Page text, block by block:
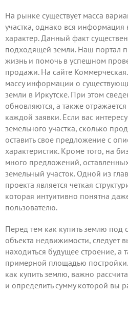
На рынке существует масса
участка, однако вся
характер. Данный факт
подходящей земли. Наш портал
жизнь и помочь в успешном
продажи. На сайте
массу информации о
земли в Иркутске. При этом
обновляются, а также
каждой заявки. Если вас
земельного участка, сколько
оставить свое предложение с
характеристик. Кроме того, на
много предложений,
земельный участок. Одной из
проекта является четкая
которая интуитивно понятна
пользователю.
Перед тем как купить землю под
объекта недвижимости, следует
находиться будущее строение, а
примерной площадью
как купить землю, важно
и определить сумму которой вы